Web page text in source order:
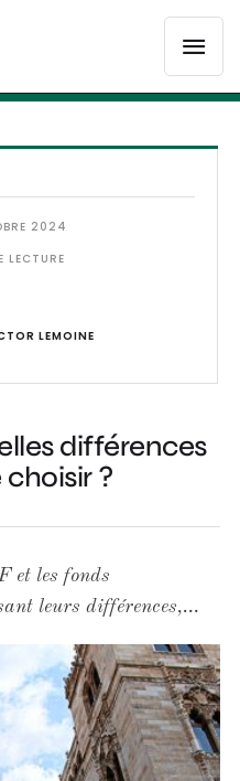
2024
LECTURE
LEMOINE
différences
?
et les fonds
leurs différences,
– entre gestion
le mieux avec
des frais réduits, une
potentielle.